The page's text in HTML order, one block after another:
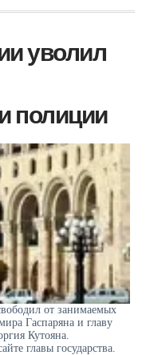
уволил
полиции
от занимаемых
Гаспаряна и главу
Кутояна.
главы государства.